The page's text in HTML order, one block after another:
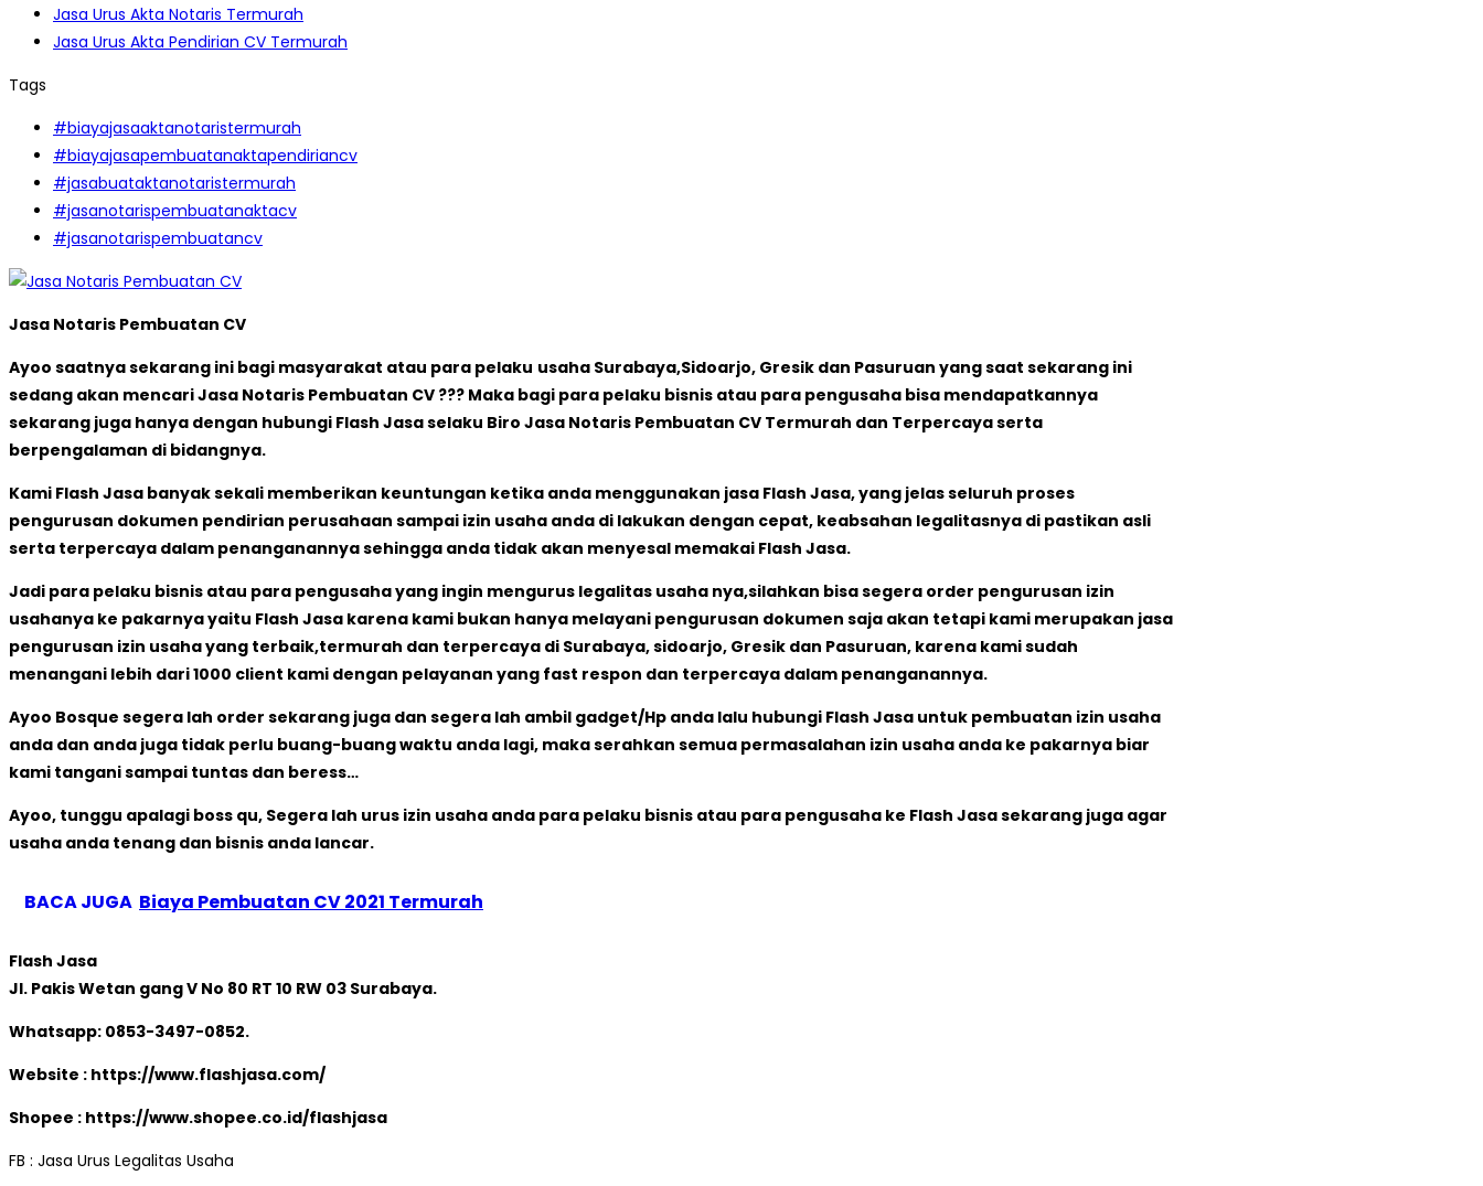
Jasa Urus Akta Notaris Termurah
Jasa Urus Akta Pendirian CV Termurah
Tags
#biayajasaaktanotaristermurah
#biayajasapembuatanaktapendiriancv
#jasabuataktanotaristermurah
#jasanotarispembuatanaktacv
#jasanotarispembuatancv
Jasa Notaris Pembuatan CV
Ayoo saatnya sekarang ini bagi masyarakat atau para pelaku usaha Surabaya,Sidoarjo, Gresik dan Pasuruan yang saat sekarang ini
sedang akan mencari Jasa Notaris Pembuatan CV ??? Maka bagi para pelaku bisnis atau para pengusaha bisa mendapatkannya
sekarang juga hanya dengan hubungi Flash Jasa selaku Biro Jasa Notaris Pembuatan CV Termurah dan Terpercaya serta
berpengalaman di bidangnya.
Kami Flash Jasa banyak sekali memberikan keuntungan ketika anda menggunakan jasa Flash Jasa, yang jelas seluruh proses
pengurusan dokumen pendirian perusahaan sampai izin usaha anda di lakukan dengan cepat, keabsahan legalitasnya di pastikan asli
serta terpercaya dalam penanganannya sehingga anda tidak akan menyesal memakai Flash Jasa.
Jadi para pelaku bisnis atau para pengusaha yang ingin mengurus legalitas usaha nya,silahkan bisa segera order pengurusan izin
usahanya ke pakarnya yaitu Flash Jasa karena kami bukan hanya melayani pengurusan dokumen saja akan tetapi kami merupakan jasa
pengurusan izin usaha yang terbaik,termurah dan terpercaya di Surabaya, sidoarjo, Gresik dan Pasuruan, karena kami sudah
menangani lebih dari 1000 client kami dengan pelayanan yang fast respon dan terpercaya dalam penanganannya.
Ayoo Bosque segera lah order sekarang juga dan segera lah ambil gadget/Hp anda lalu hubungi Flash Jasa untuk pembuatan izin usaha
anda dan anda juga tidak perlu buang-buang waktu anda lagi, maka serahkan semua permasalahan izin usaha anda ke pakarnya biar
kami tangani sampai tuntas dan beress…
Ayoo, tunggu apalagi boss qu, Segera lah urus izin usaha anda para pelaku bisnis atau para pengusaha ke Flash Jasa sekarang juga agar
usaha anda tenang dan bisnis anda lancar.
BACA JUGA Biaya Pembuatan CV 2021 Termurah
Flash Jasa
Jl. Pakis Wetan gang V No 80 RT 10 RW 03 Surabaya.
Whatsapp: 0853-3497-0852.
Website : https://www.flashjasa.com/
Shopee : https://www.shopee.co.id/flashjasa
FB : Jasa Urus Legalitas Usaha